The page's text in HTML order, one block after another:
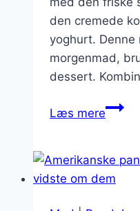
den cremede
yoghurt.
morgenmad,
dessert.
Læs mere
og
græsk